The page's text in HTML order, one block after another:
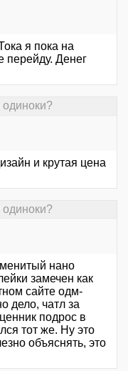
я пока на
перейду. Денег
и крутая цена
нано
замечен как
сайте одм-
дело, чатл за
подрос в
тот же. Ну это
объяснять, это